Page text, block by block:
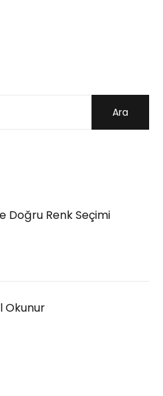
Ara
Doğru Renk Seçimi
Okunur